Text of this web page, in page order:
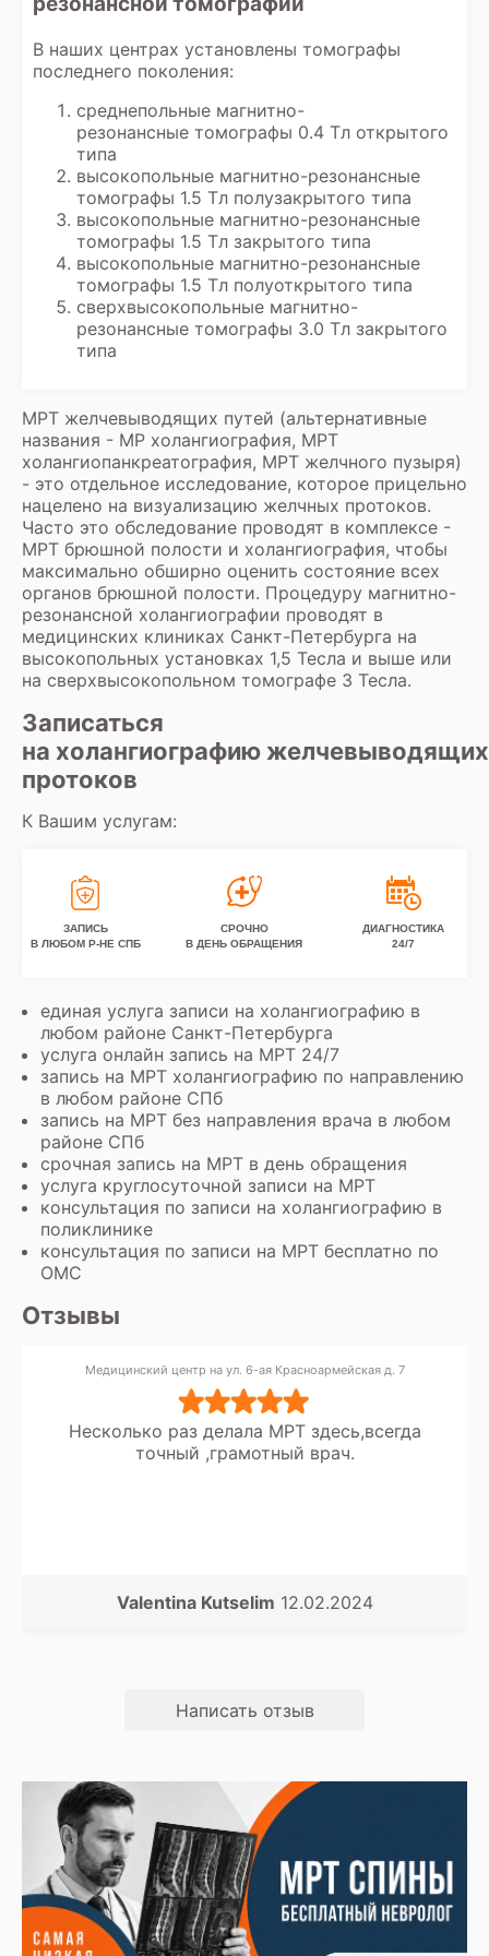
диагностом для разъяснения
В наших центрах установлены томографы
последнего поколения:
среднепольные магнитно-
резонансные томографы 0.4 Тл открытого
типа
высокопольные магнитно-резонансные
томографы 1.5 Тл полузакрытого типа
высокопольные магнитно-резонансные
томографы 1.5 Тл закрытого типа
высокопольные магнитно-резонансные
томографы 1.5 Тл полуоткрытого типа
сверхвысокопольные магнитно-
резонансные томографы 3.0 Тл закрытого
типа
МРТ желчевыводящих путей (альтернативные
названия - МР холангиография, МРТ
холангиопанкреатография, МРТ желчного пузыря)
- это отдельное исследование, которое прицельно
нацелено на визуализацию желчных протоков.
Часто это обследование проводят в комплексе -
МРТ брюшной полости и холангиография, чтобы
максимально обширно оценить состояние всех
органов брюшной полости. Процедуру магнитно-
резонансной холангиографии проводят в
медицинских клиниках Санкт-Петербурга на
высокопольных установках 1,5 Тесла и выше или
на сверхвысокопольном томографе 3 Тесла.
Записаться
на холангиографию желчевыводящих
протоков
К Вашим услугам:
ЗАПИСЬ
В ЛЮБОМ Р-НЕ СПБ
СРОЧНО
В ДЕНЬ ОБРАЩЕНИЯ
ДИАГНОСТИКА
24/7
единая услуга записи на холангиографию в
любом районе Санкт-Петербурга
услуга онлайн запись на МРТ 24/7
запись на МРТ холангиографию по направлению
в любом районе СПб
запись на МРТ без направления врача в любом
районе СПб
срочная запись на МРТ в день обращения
услуга круглосуточной записи на МРТ
консультация по записи на холангиографию в
поликлинике
консультация по записи на МРТ бесплатно по
ОМС
Отзывы
Медицинский центр на ул. 6-ая Красноармейская д. 7
Несколько раз делала МРТ здесь,всегда
точный ,грамотный врач.
Valentina Kutselim 12.02.2024
Написать отзыв